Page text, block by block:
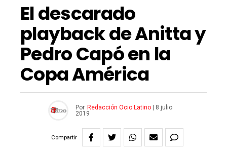
El descarado
playback de Anitta y
Pedro Capó en la
Copa América
Por Redacción Ocio Latino
8 julio
2019
Compartir